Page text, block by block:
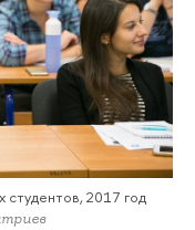
студентов, 2017 год